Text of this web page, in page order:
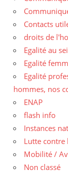
Contacts
droits de
Egalité au
Egalité
Egalité
hommes, nos
ENAP
flash info
Instances
Lutte contre
Mobilité /
Non classé